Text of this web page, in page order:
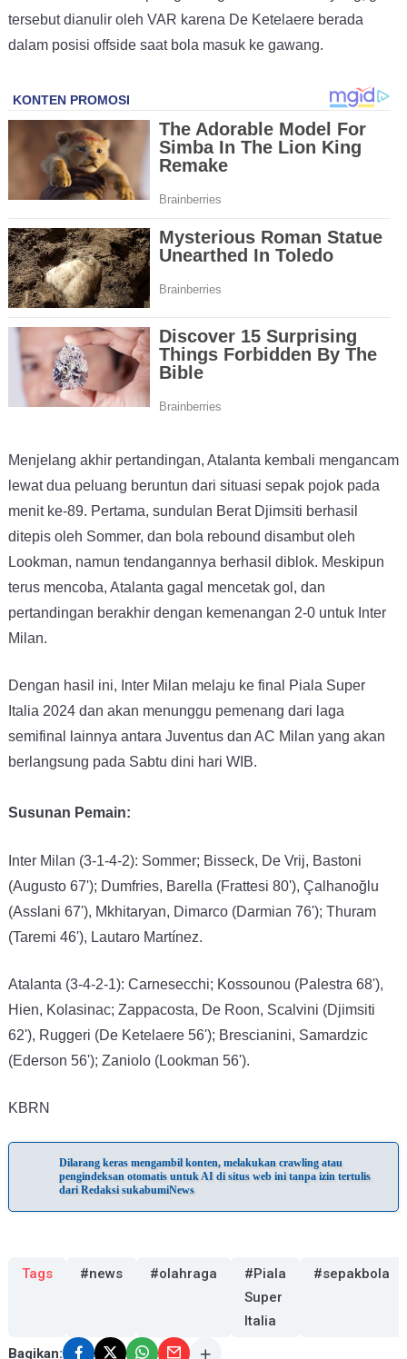
tersebut dianulir oleh VAR karena De Ketelaere berada
dalam posisi offside saat bola masuk ke gawang.
Menjelang akhir pertandingan, Atalanta kembali mengancam
lewat dua peluang beruntun dari situasi sepak pojok pada
menit ke-89. Pertama, sundulan Berat Djimsiti berhasil
ditepis oleh Sommer, dan bola rebound disambut oleh
Lookman, namun tendangannya berhasil diblok. Meskipun
terus mencoba, Atalanta gagal mencetak gol, dan
pertandingan berakhir dengan kemenangan 2-0 untuk Inter
Milan.
Dengan hasil ini, Inter Milan melaju ke final Piala Super
Italia 2024 dan akan menunggu pemenang dari laga
semifinal lainnya antara Juventus dan AC Milan yang akan
berlangsung pada Sabtu dini hari WIB.
Susunan Pemain:
Inter Milan (3-1-4-2): Sommer; Bisseck, De Vrij, Bastoni
(Augusto 67'); Dumfries, Barella (Frattesi 80'), Çalhanoğlu
(Asslani 67'), Mkhitaryan, Dimarco (Darmian 76'); Thuram
(Taremi 46'), Lautaro Martínez.
Atalanta (3-4-2-1): Carnesecchi; Kossounou (Palestra 68'),
Hien, Kolasinac; Zappacosta, De Roon, Scalvini (Djimsiti
62'), Ruggeri (De Ketelaere 56'); Brescianini, Samardzic
(Ederson 56'); Zaniolo (Lookman 56').
KBRN
Dilarang keras mengambil konten, melakukan crawling atau
pengindeksan otomatis untuk AI di situs web ini tanpa izin tertulis
dari Redaksi sukabumiNews
Tags #news #olahraga
#Piala
Super
Italia
#sepakbola
Bagikan: